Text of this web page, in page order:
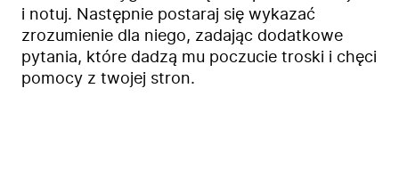
i notuj. Następnie postaraj się wykazać
zrozumienie dla niego, zadając dodatkowe
pytania, które dadzą mu poczucie troski i chęci
pomocy z twojej stron.